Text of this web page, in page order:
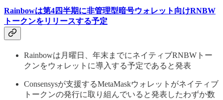
Rainbowは第4四半期に非管理型暗号ウォレット向けRNBW
トークンをリリースする予定
Rainbowは月曜日、年末までにネイティブRNBWトー
クンをウォレットに導入する予定であると発表
Consensysが支援するMetaMaskウォレットがネイティブ
トークンの発行に取り組んでいると発表したわずか数